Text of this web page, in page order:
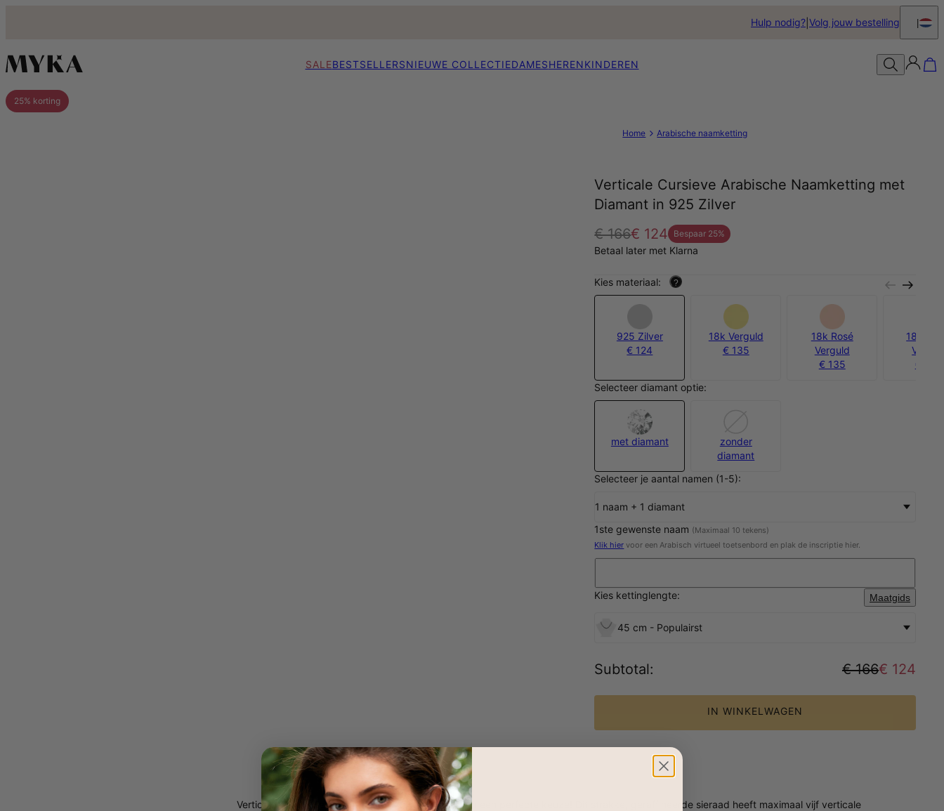
Hulp nodig? Volg jouw bestelling
SALEBESTSELLERSNIEUWE COLLECTIEDAMESHERENKINDEREN
25% korting
Home Arabische naamketting
Verticale Cursieve Arabische Naamketting met
Diamant in 925 Zilver
€ 166€ 124 Bespaar 25%
Betaal later met Klarna
Kies materiaal: ?
925 Zilver
€ 124
18k Verguld
€ 135
18k Rosé
Verguld
€ 135
18k
€ 207
Selecteer diamant optie:
met diamant
zonder
diamant
Selecteer je aantal namen (1-5):
1 naam + 1 diamant
1ste gewenste naam (Maximaal 10 tekens)
Klik hier voor een Arabisch virtueel toetsenbord en plak de inscriptie hier.
Kies kettinglengte: Maatgids
45 cm - Populairst
Subtotal: € 166€ 124
IN WINKELWAGEN
Verticale Arabische Naamketting is uniek en mooi en een perfecte keuze! Dit strakke, geraffineerde sieraad heeft maximaal vijf verticale